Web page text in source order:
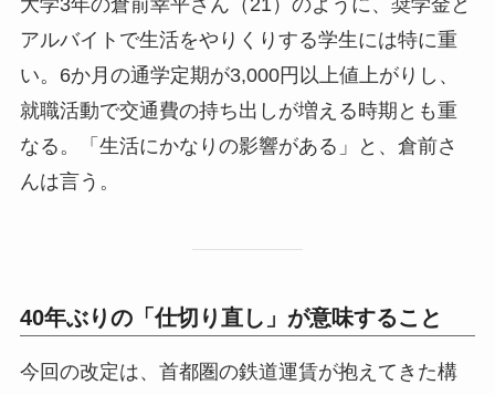
大学3年の倉前幸平さん（21）のように、奨学金と
アルバイトで生活をやりくりする学生には特に重
い。6か月の通学定期が3,000円以上値上がりし、
就職活動で交通費の持ち出しが増える時期とも重
なる。「生活にかなりの影響がある」と、倉前さ
んは言う。
40年ぶりの「仕切り直し」が意味すること
今回の改定は、首都圏の鉄道運賃が抱えてきた構